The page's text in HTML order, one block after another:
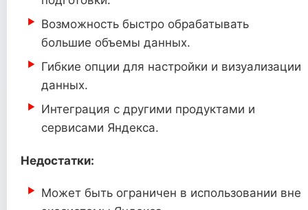
Возможность быстро обрабатывать
большие объемы данных.
Гибкие опции для настройки и визуализации
данных.
Интеграция с другими продуктами и
сервисами Яндекса.
Недостатки:
Может быть ограничен в использовании вне